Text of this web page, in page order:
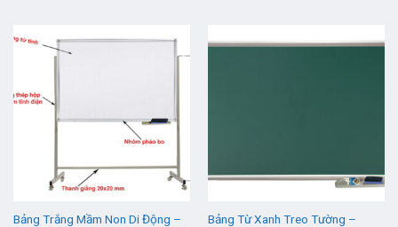
Bảng Trắng Mầm Non Di Động –
Bảng Từ Xanh Treo Tường –